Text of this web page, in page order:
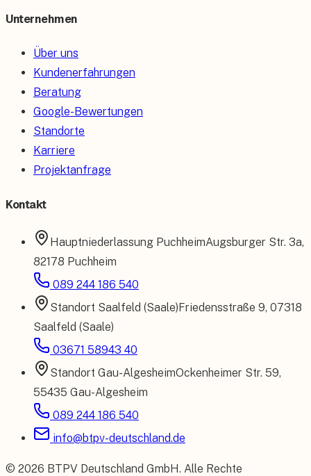
Unternehmen
Über uns
Kundenerfahrungen
Beratung
Google-Bewertungen
Standorte
Karriere
Projektanfrage
Kontakt
Hauptniederlassung PuchheimAugsburger Str. 3a,
82178 Puchheim
089 244 186 540
Standort Saalfeld (Saale)Friedensstraße 9, 07318
Saalfeld (Saale)
03671 58943 40
Standort Gau-AlgesheimOckenheimer Str. 59,
55435 Gau-Algesheim
089 244 186 540
info@btpv-deutschland.de
© 2026 BTPV Deutschland GmbH. Alle Rechte